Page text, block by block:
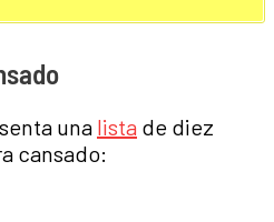
una lista de diez
cansado: